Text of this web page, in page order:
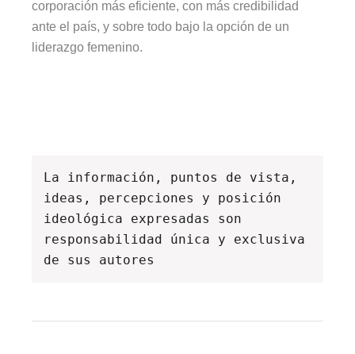
corporación más eficiente, con más credibilidad
ante el país, y sobre todo bajo la opción de un
liderazgo femenino.
La información, puntos de vista,
ideas, percepciones y posición
ideológica expresadas son
responsabilidad única y exclusiva
de sus autores